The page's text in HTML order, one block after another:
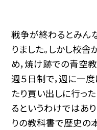
戦争が終わるとみん
りました。しかし校
め，焼け跡での青空
週５日制で，週に一
たり買い出しに行っ
るというわけではあ
りの教科書で歴史の